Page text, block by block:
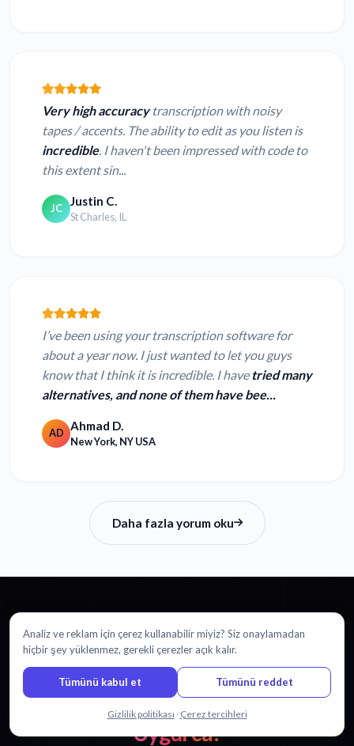
Very high accuracytranscription with noisy
tapes / accents. The ability to edit as you listen is
incredible. I haven't been impressed with code to
this extent sin...
JC Justin C.
St Charles, IL
I’ve been using your transcription software for
about a year now. I just wanted to let you guys
know that I think it is incredible. I have tried many
alternatives, and none of them have bee...
AD Ahmad D.
New York, NY USA
Daha fazla yorum oku
BAŞLAYIN
Yunanca içeriğini şuna çevirmeye
hazır mısınız:
Uygurca?
Bizimle sohbet edin
Analiz ve reklam için çerez kullanabilir miyiz? Siz onaylamadan
hiçbir şey yüklenmez, gerekli çerezler açık kalır.
Tümünü kabul et Tümünü reddet
Gizlilik politikası · Çerez tercihleri